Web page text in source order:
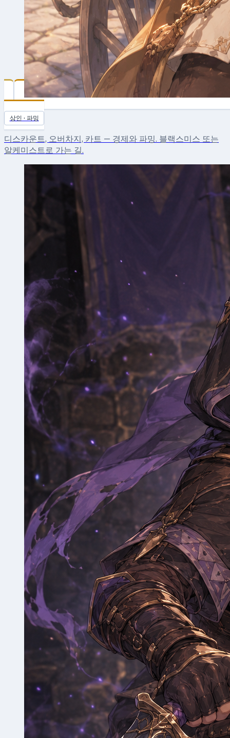
상인 · 파밍
디스카운트, 오버차지, 카트 — 경제와 파밍. 블랙스미스 또는
알케미스트로 가는 길.